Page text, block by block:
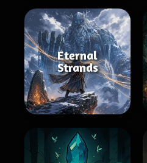
Eternal
Strands